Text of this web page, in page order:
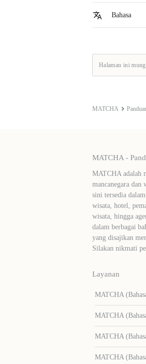
Bahasa
Halaman ini
MATCHA
MATCHA -
MATCHA adalah
mancanegara
sini tersedia
wisata, hotel,
wisata, hingga
dalam berbagai
yang disajikan
Silakan nikmati
Layanan
MATCHA
MATCHA
MATCHA
MATCHA